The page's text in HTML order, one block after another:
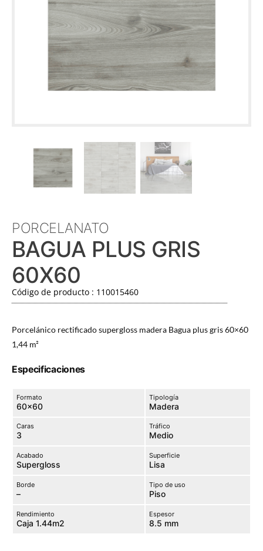
PORCELANATO
BAGUA PLUS GRIS
60X60
Código de producto : 110015460
Porcelánico rectificado supergloss madera Bagua plus gris 60×60
1,44 m²
Especificaciones
Formato
60×60
Tipología
Madera
Caras
3
Tráfico
Medio
Acabado
Supergloss
Superficie
Lisa
Borde
–
Tipo de uso
Piso
Rendimiento
Caja 1.44m2
Espesor
8.5 mm